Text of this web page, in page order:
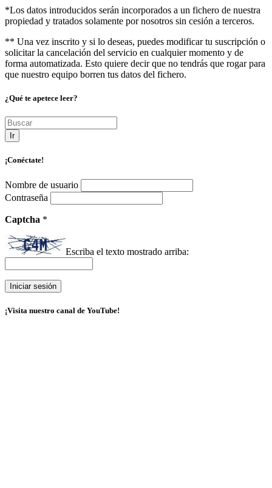
*Los datos introducidos serán incorporados a un fichero de nuestra
propiedad y tratados solamente por nosotros sin cesión a terceros.
** Una vez inscrito y si lo deseas, puedes modificar tu suscripción o
solicitar la cancelación del servicio en cualquier momento y de
forma automatizada. Esto quiere decir que no tendrás que rogar para
que nuestro equipo borren tus datos del fichero.
¿Qué te apetece leer?
Ir
¡Conéctate!
Nombre de usuario
Contraseña
Captcha *
Escriba el texto mostrado arriba:
¡Visita nuestro canal de YouTube!